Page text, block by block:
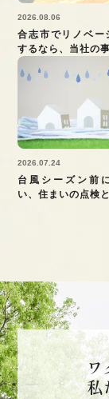
2026.08.06
合志市でリノベー
するなら、当社の
2026.07.24
台風シーズン前
い、住まいの点検
ワ
私